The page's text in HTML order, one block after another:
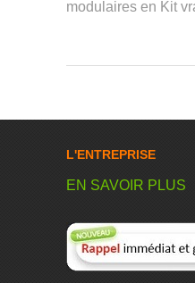
modulaires en Kit
L'ENTREPRISE
EN SAVOIR PLUS